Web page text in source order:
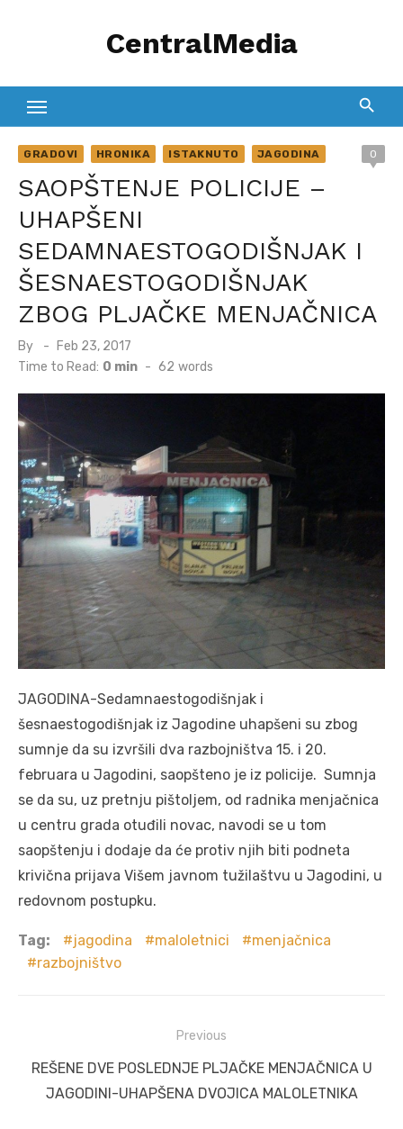
CentralMedia
GRADOVI HRONIKA ISTAKNUTO JAGODINA 0
SAOPŠTENJE POLICIJE –
UHAPŠENI
SEDAMNAESTOGODIŠNJAK I
ŠESNAESTOGODIŠNJAK
ZBOG PLJAČKE MENJAČNICA
By
Posted
on
Feb 23, 2017
Time to Read: 0 min - 62 words
JAGODINA-Sedamnaestogodišnjak i
šesnaestogodišnjak iz Jagodine uhapšeni su zbog
sumnje da su izvršili dva razbojništva 15. i 20.
februara u Jagodini, saopšteno je iz policije. Sumnja
se da su, uz pretnju pištoljem, od radnika menjačnica
u centru grada otuđili novac, navodi se u tom
saopštenju i dodaje da će protiv njih biti podneta
krivična prijava Višem javnom tužilaštvu u Jagodini, u
redovnom postupku.
Tag: jagodina maloletnici
menjačnica
razbojništvo
navigation
Previous
Previous
post:
REŠENE DVE POSLEDNJE PLJAČKE MENJAČNICA U
JAGODINI-UHAPŠENA DVOJICA MALOLETNIKA